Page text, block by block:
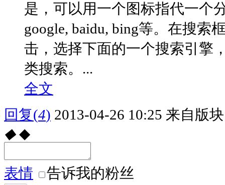
是，可以用一个图标指代一个
google, baidu, bing等。在搜索
击，选择下面的一个搜索引擎
类搜索。...
全文
回复(4) 2013-04-26 10:25 来自版
◆ ◆
表情 告诉我的粉丝